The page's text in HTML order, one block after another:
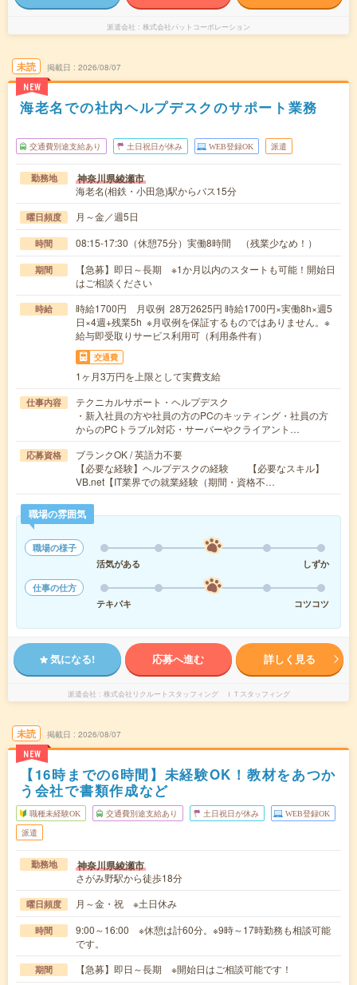
派遣会社 株式会社パットコーポレーション
未読
NEW
掲載日 2026/08/07
海老名での社内ヘルプデスクのサポート業務
交通費別途支給あり 土日祝日が休み WEB登録OK 派遣
勤務地 神奈川県綾瀬市
海老名(相鉄・小田急)駅からバス15分
曜日頻度 月～金／週5日
時間 08:15-17:30（休憩75分）実働8時間 （残業少なめ！）
期間
【急募】即日～長期 ※1か月以内のスタートも可能！開始日
はご相談ください
時給
時給1700円 月収例 28万2625円 時給1700円×実働8h×週5
日×4週+残業5h ※月収例を保証するものではありません。※
給与即受取りサービス利用可（利用条件有）
交通費
1ヶ月3万円を上限として実費支給
仕事内容
テクニカルサポート・ヘルプデスク
・新入社員の方や社員の方のPCのキッティング・社員の方
からのPCトラブル対応・サーバーやクライアント…
応募資格
ブランクOK / 英語力不要
【必要な経験】ヘルプデスクの経験 【必要なスキル】
VB.net【IT業界での就業経験（期間・資格不…
職場の雰囲気
職場の様子
活気がある
しずか
仕事の仕方
テキパキ
コツコツ
気になる! 応募へ進む 詳しく見る
派遣会社 株式会社リクルートスタッフィング ＩＴスタッフィング
未読
NEW
掲載日 2026/08/07
【16時までの6時間】未経験OK！教材をあつか
う会社で書類作成など
職種未経験OK 交通費別途支給あり 土日祝日が休み WEB登録OK
派遣
勤務地 神奈川県綾瀬市
さがみ野駅から徒歩18分
曜日頻度 月～金・祝 ※土日休み
時間
9:00～16:00 ※休憩は計60分。※9時～17時勤務も相談可能
です。
期間 【急募】即日～長期 ※開始日はご相談可能です！